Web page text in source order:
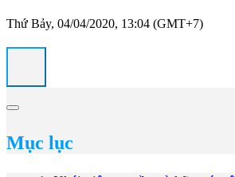
Thứ Bảy, 04/04/2020, 13:04 (GMT+7)
Mục lục